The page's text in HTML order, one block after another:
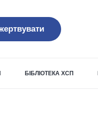
БІБЛІОТЕКА ХСП